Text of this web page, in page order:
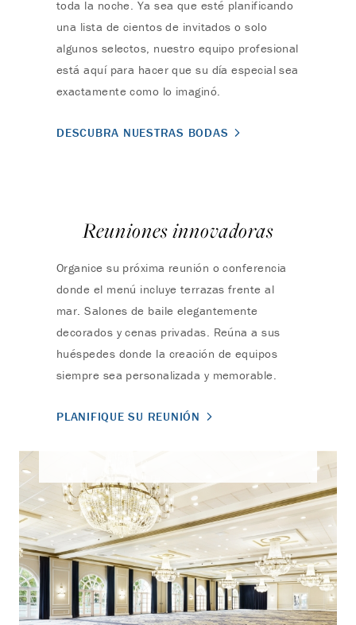
toda la noche. Ya sea que esté planificando
una lista de cientos de invitados o solo
algunos selectos, nuestro equipo profesional
está aquí para hacer que su día especial sea
exactamente como lo imaginó.
DESCUBRA NUESTRAS BODAS
Reuniones innovadoras
Organice su próxima reunión o conferencia
donde el menú incluye terrazas frente al
mar. Salones de baile elegantemente
decorados y cenas privadas. Reúna a sus
huéspedes donde la creación de equipos
siempre sea personalizada y memorable.
PLANIFIQUE SU REUNIÓN